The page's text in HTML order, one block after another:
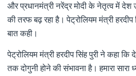
और प्रधानमंत्री नरेंद्र मोदी के नेतृत्व में देश
की तरफ बढ़ रहा है। पेट्रोलियम मंत्री
बात कही।
पेट्रोलियम मंत्री हरदीप सिंह पुरी ने कहा
तक दोगुनी होने की संभावना है। हमारा सारा